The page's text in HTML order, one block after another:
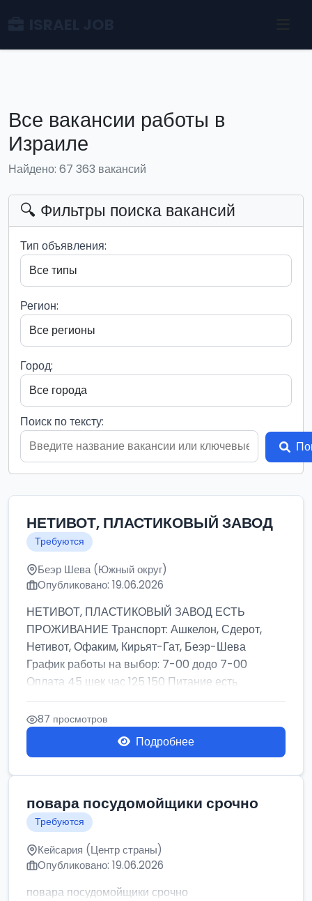
Все вакансии работы в
Израиле
Найдено: 67 363 вакансий
🔍 Фильтры поиска вакансий
Тип объявления:
Регион:
Город:
Поиск по тексту:
НЕТИВОТ, ПЛАСТИКОВЫЙ ЗАВОД
Требуются
Беэр Шева (Южный округ)
Опубликовано: 19.06.2026
НЕТИВОТ, ПЛАСТИКОВЫЙ ЗАВОД ЕСТЬ
ПРОЖИВАНИЕ Транспорт: Ашкелон, Сдерот,
Нетивот, Офаким, Кирьят-Гат, Беэр-Шева
График работы на выбор: 7-00 додо 7-00
Оплата 45 шек час 125 150 Питание есть
ОФИЦИАЛЬНОЕ ...
87 просмотров
Подробнее
повара посудомойщики срочно
Требуются
Кейсария (Центр страны)
Опубликовано: 19.06.2026
повара посудомойщики срочно